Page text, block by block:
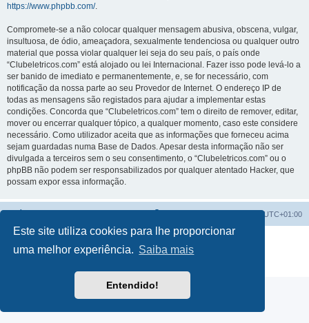
Este site utiliza cookies para lhe proporcionar
uma melhor experiência. Saiba mais
Entendido!
https://www.phpbb.com/.
Compromete-se a não colocar qualquer mensagem abusiva, obscena, vulgar,
insultuosa, de ódio, ameaçadora, sexualmente tendenciosa ou qualquer outro
material que possa violar qualquer lei seja do seu país, o país onde
“Clubeletricos.com” está alojado ou lei Internacional. Fazer isso pode levá-lo a
ser banido de imediato e permanentemente, e, se for necessário, com
notificação da nossa parte ao seu Provedor de Internet. O endereço IP de
todas as mensagens são registados para ajudar a implementar estas
condições. Concorda que “Clubeletricos.com” tem o direito de remover, editar,
mover ou encerrar qualquer tópico, a qualquer momento, caso este considere
necessário. Como utilizador aceita que as informações que forneceu acima
sejam guardadas numa Base de Dados. Apesar desta informação não ser
divulgada a terceiros sem o seu consentimento, o “Clubeletricos.com” ou o
phpBB não podem ser responsabilizados por qualquer atentado Hacker, que
possam expor essa informação.
UTC+01:00
phpBB
® Forum Software © phpBB Limited
Traduzido por:
phpBB Portugal